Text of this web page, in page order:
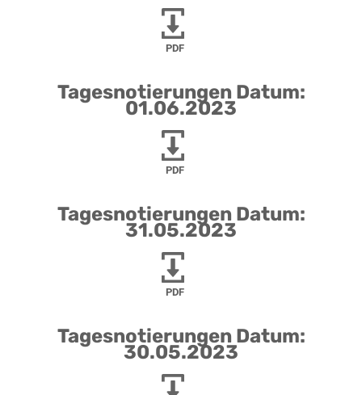
PDF
Tagesnotierungen Datum:
01.06.2023
PDF
Tagesnotierungen Datum:
31.05.2023
PDF
Tagesnotierungen Datum:
30.05.2023